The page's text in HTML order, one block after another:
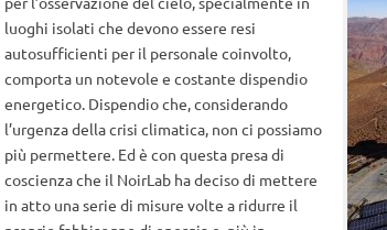
luoghi isolati che devono essere resi
autosufficienti per il personale coinvolto,
comporta un notevole e costante dispendio
energetico. Dispendio che, considerando
l’urgenza della crisi climatica, non ci possiamo
più permettere. Ed è con questa presa di
coscienza che il NoirLab ha deciso di mettere
in atto una serie di misure volte a ridurre il